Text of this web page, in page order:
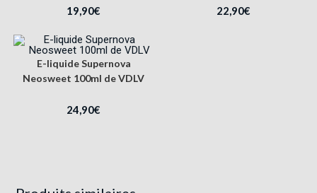
19,90€ 22,90€
E-liquide Supernova
Neosweet 100ml de VDLV
24,90€